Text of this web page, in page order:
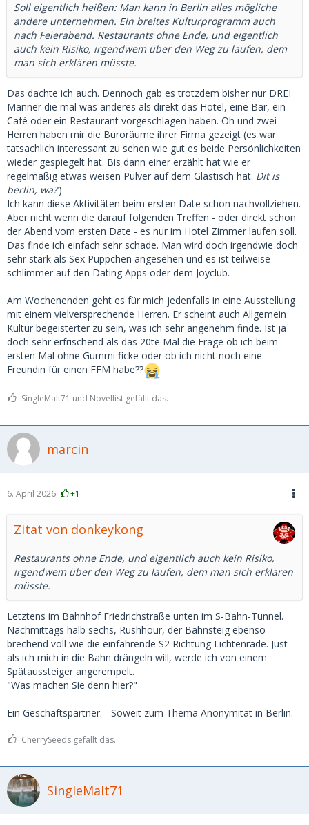
Soll eigentlich heißen: Man kann in Berlin alles mögliche
andere unternehmen. Ein breites Kulturprogramm auch
nach Feierabend. Restaurants ohne Ende, und eigentlich
auch kein Risiko, irgendwem über den Weg zu laufen, dem
man sich erklären müsste.
Das dachte ich auch. Dennoch gab es trotzdem bisher nur DREI
Männer die mal was anderes als direkt das Hotel, eine Bar, ein
Café oder ein Restaurant vorgeschlagen haben. Oh und zwei
Herren haben mir die Büroräume ihrer Firma gezeigt (es war
tatsächlich interessant zu sehen wie gut es beide Persönlichkeiten
wieder gespiegelt hat. Bis dann einer erzählt hat wie er
regelmäßig etwas weisen Pulver auf dem Glastisch hat. Dit is
berlin, wa?)
Ich kann diese Aktivitäten beim ersten Date schon nachvollziehen.
Aber nicht wenn die darauf folgenden Treffen - oder direkt schon
der Abend vom ersten Date - es nur im Hotel Zimmer laufen soll.
Das finde ich einfach sehr schade. Man wird doch irgendwie doch
sehr stark als Sex Püppchen angesehen und es ist teilweise
schlimmer auf den Dating Apps oder dem Joyclub.
Am Wochenenden geht es für mich jedenfalls in eine Ausstellung
mit einem vielversprechende Herren. Er scheint auch Allgemein
Kultur begeisterter zu sein, was ich sehr angenehm finde. Ist ja
doch sehr erfrischend als das 20te Mal die Frage ob ich beim
ersten Mal ohne Gummi ficke oder ob ich nicht noch eine
Freundin für einen FFM habe??
SingleMalt71 und Novellist gefällt das.
marcin
6. April 2026 +1
Zitat von donkeykong
Restaurants ohne Ende, und eigentlich auch kein Risiko,
irgendwem über den Weg zu laufen, dem man sich erklären
müsste.
Letztens im Bahnhof Friedrichstraße unten im S-Bahn-Tunnel.
Nachmittags halb sechs, Rushhour, der Bahnsteig ebenso
brechend voll wie die einfahrende S2 Richtung Lichtenrade. Just
als ich mich in die Bahn drängeln will, werde ich von einem
Spätaussteiger angerempelt.
"Was machen Sie denn hier?"
Ein Geschäftspartner. - Soweit zum Thema Anonymität in Berlin.
CherrySeeds gefällt das.
SingleMalt71